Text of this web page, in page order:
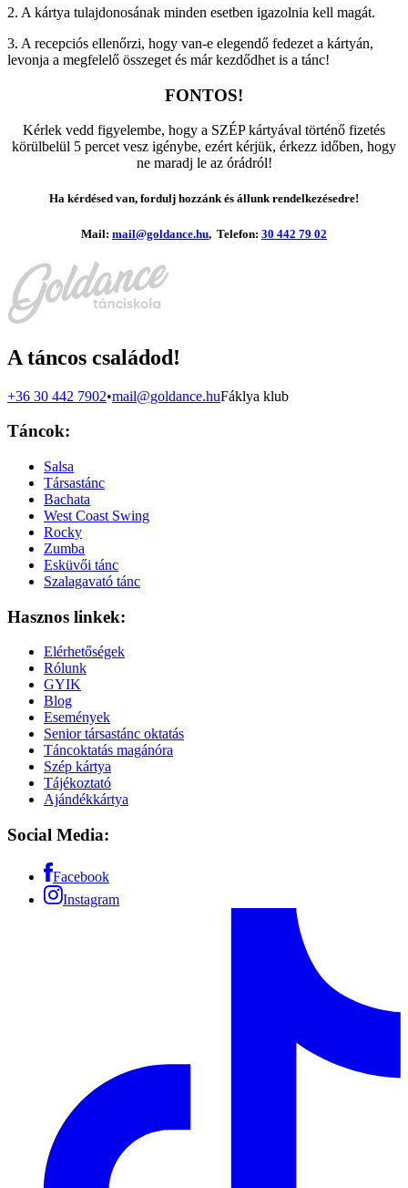
2. A kártya tulajdonosának minden esetben igazolnia kell magát.
3. A recepciós ellenőrzi, hogy van-e elegendő fedezet a kártyán,
levonja a megfelelő összeget és már kezdődhet is a tánc!
FONTOS!
Kérlek vedd figyelembe, hogy a SZÉP kártyával történő fizetés
körülbelül 5 percet vesz igénybe, ezért kérjük, érkezz időben, hogy
ne maradj le az órádról!
Ha kérdésed van, fordulj hozzánk és állunk rendelkezésedre!
Mail: mail@goldance.hu, Telefon: 30 442 79 02
A táncos családod!
+36 30 442 7902•mail@goldance.huFáklya klub
Táncok:
Salsa
Társastánc
Bachata
West Coast Swing
Rocky
Zumba
Esküvői tánc
Szalagavató tánc
Hasznos linkek:
Elérhetőségek
Rólunk
GYIK
Blog
Események
Senior társastánc oktatás
Táncoktatás magánóra
Szép kártya
Tájékoztató
Ajándékkártya
Social Media:
Facebook
Instagram